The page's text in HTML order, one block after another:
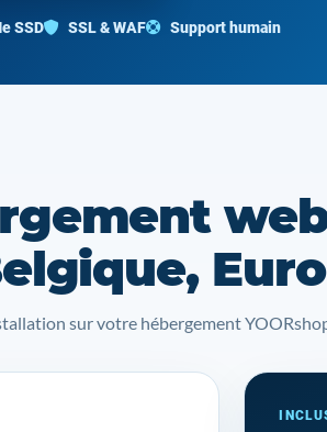
SSD SSL & WAF Support humain
sur votre hébergement